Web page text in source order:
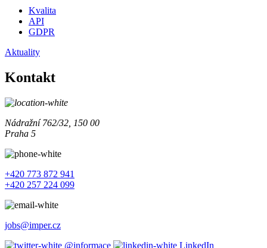
Kvalita
API
GDPR
Aktuality
Kontakt
Nádražní 762/32, 150 00
Praha 5
+420 773 872 941
+420 257 224 099
jobs@imper.cz
@informace
LinkedIn